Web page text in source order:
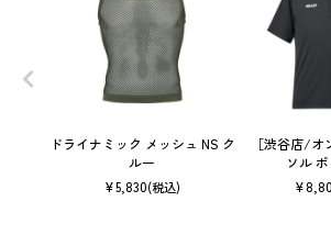
ドライナミック メッシュ NS ク
ルー
¥5,830(税込)
［渋谷店/オ
ソル
¥